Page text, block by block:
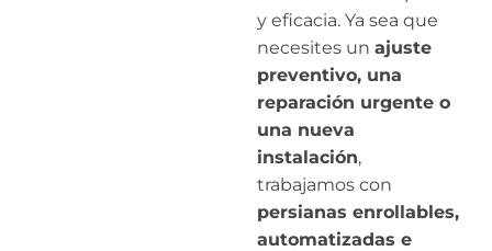
y eficacia. Ya sea que
necesites un ajuste
preventivo, una
reparación urgente o
una nueva
instalación,
trabajamos con
persianas enrollables,
automatizadas e